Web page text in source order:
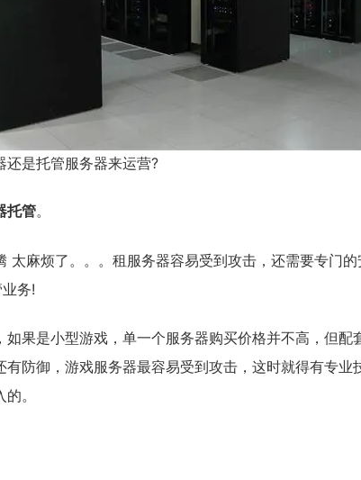
还是托管服务器来运营?
托管。
太麻烦了。。。租服务器容易受到攻击，还需要专门
务!
果是小型游戏，单一个服务器购买价格并不高，但配
防御，游戏服务器最容易受到攻击，这时就得有专业
。